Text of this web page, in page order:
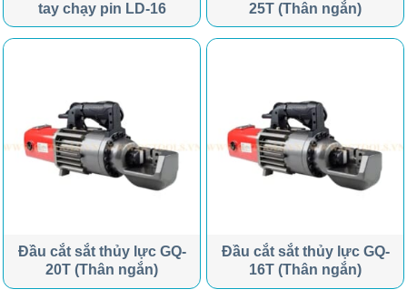
tay chạy pin LD-16
25T (Thân ngắn)
Đầu cắt sắt thủy lực GQ-
20T (Thân ngắn)
Đầu cắt sắt thủy lực GQ-
16T (Thân ngắn)